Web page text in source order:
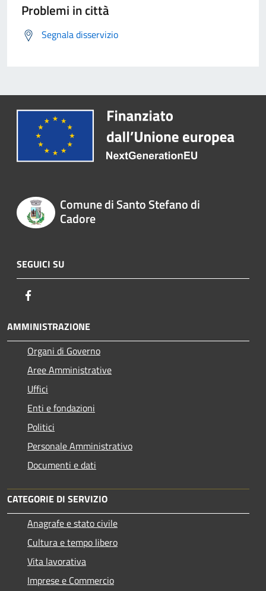
Problemi in città
Segnala disservizio
Comune di Santo Stefano di
Cadore
SEGUICI SU
AMMINISTRAZIONE
Organi di Governo
Aree Amministrative
Uffici
Enti e fondazioni
Politici
Personale Amministrativo
Documenti e dati
CATEGORIE DI SERVIZIO
Anagrafe e stato civile
Cultura e tempo libero
Vita lavorativa
Imprese e Commercio